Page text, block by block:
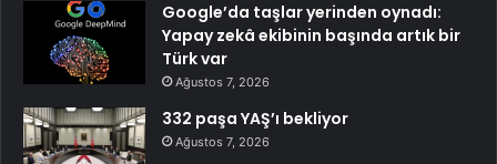
Google’da taşlar yerinden oynadı:
Yapay zekâ ekibinin başında artık bir
Türk var
Ağustos 7, 2026
332 paşa YAŞ’ı bekliyor
Ağustos 7, 2026